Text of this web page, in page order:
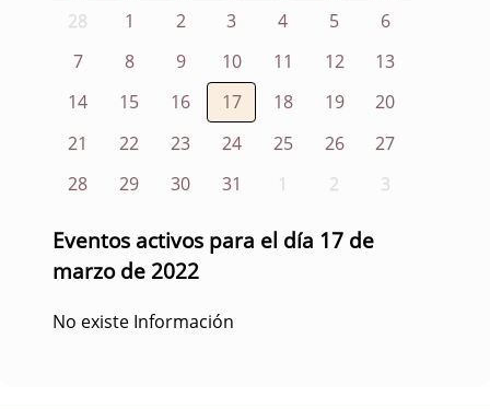
28 1 2 3 4 5
6
7
8 9 10 11 12
13
14
15 16 17 18 19
20
21
22 23 24 25 26
27
28
29 30 31 1 2 3
Eventos activos para el día 17 de
marzo de 2022
No existe Información